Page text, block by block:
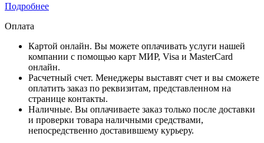
Подробнее
Оплата
Картой онлайн. Вы можете оплачивать услуги нашей
компании с помощью карт МИР, Visa и MasterCard
онлайн.
Расчетный счет. Менеджеры выставят счет и вы сможете
оплатить заказ по реквизитам, представленном на
странице контакты.
Наличные. Вы оплачиваете заказ только после доставки
и проверки товара наличными средствами,
непосредственно доставившему курьеру.